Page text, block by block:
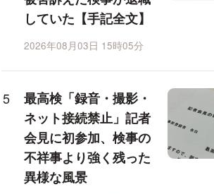
していた【手記全文】
2026年08月03日 15時05分
最高検「録音・撮影・
ネット接続禁止」記者
会見に初参加、検事の
不祥事より強く残った
異様な風景